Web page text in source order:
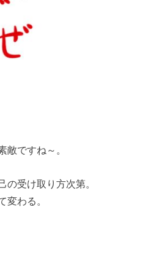
敵ですね～。
の受け取り方次第。
変わる。